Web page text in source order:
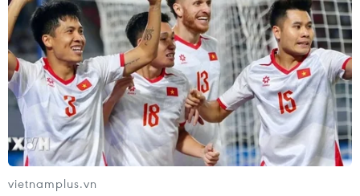
27/04/2018 09:27
Tổng thống Hàn Quốc Moon Jae-in và nhà lãnh đạo
Triều Tiên Kim Jong-un đã cùng tham gia trồng lưu niệm
một cây thông - loài cây được người dân ở cả hai miền
Triều Tiên yêu thích.
vietnamplus.vn